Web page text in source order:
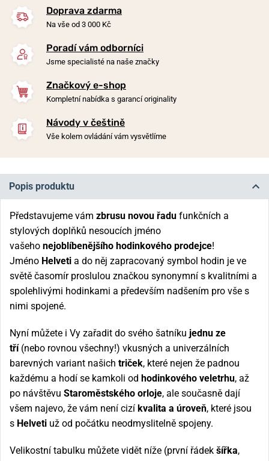
Doprava zdarma
Na vše od 3 000 Kč
Poradí vám odborníci
Jsme specialisté na naše značky
Značkový e-shop
Kompletní nabídka s garancí originality
Návody v češtině
Vše kolem ovládání vám vysvětlíme
Popis produktu
Představujeme vám zbrusu novou řadu funkčních a
stylových doplňků nesoucích jméno
vašeho nejoblíbenějšího hodinkového prodejce!
Jméno Helveti a do něj zapracovaný symbol hodin je ve
světě časomír proslulou značkou synonymní s kvalitními a
spolehlivými hodinkami a především nadšením pro vše s
nimi spojené.
Nyní můžete i Vy zařadit do svého šatníku jednu ze
tří(nebo rovnou všechny!) vkusných a univerzálních
barevných variant našich triček, které nejen že padnou
každému a hodí se kamkoli od hodinkového veletrhu, až
po návštěvu Staroměstského orloje, ale současně dají
všem najevo, že vám není cizí kvalita a úroveň, které jsou
s Helveti už od počátku neodmyslitelně spojeny.
Velikostní tabulku můžete vidět níže (první řádek šířka,